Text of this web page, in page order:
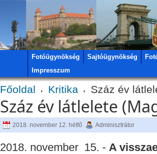
Fotóügynökség Sajtóügynökség
Impresszum
Főoldal Kritika Száz év
Száz év látlelete
2018. november 12. hétfő Adminisztrátor
2018. november 15. - A